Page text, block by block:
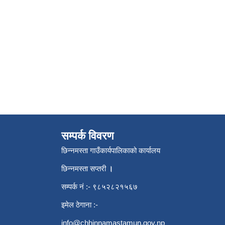
सम्पर्क विवरण
छिन्नमस्ता गाउँकार्यपालिकाको कार्यालय
छिन्नमस्ता सप्तरी ।
सम्पर्क नं :- ९८५२८२१५६७
इमेल ठेगाना :-
info@chhinnamastamun.gov.np